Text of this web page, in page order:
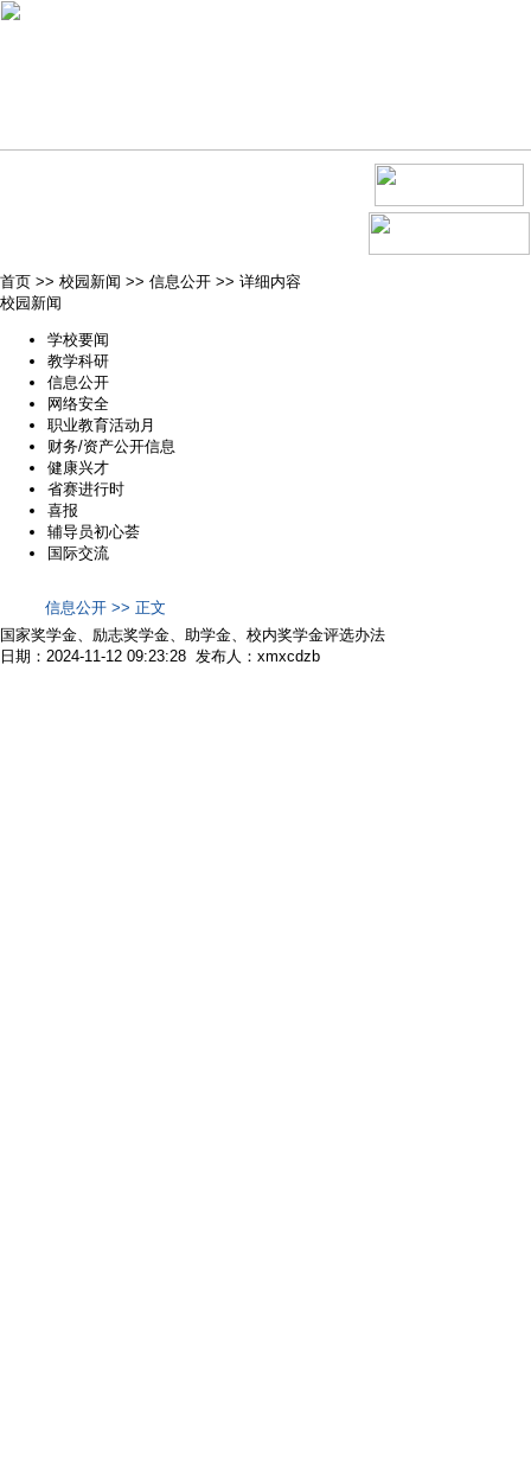
首页 >> 校园新闻 >> 信息公开 >> 详细内容
校园新闻
学校要闻
教学科研
信息公开
网络安全
职业教育活动月
财务/资产公开信息
健康兴才
省赛进行时
喜报
辅导员初心荟
国际交流
信息公开 >> 正文
国家奖学金、励志奖学金、助学金、校内奖学金评选办法
日期：2024-11-12 09:23:28 发布人：xmxcdzb